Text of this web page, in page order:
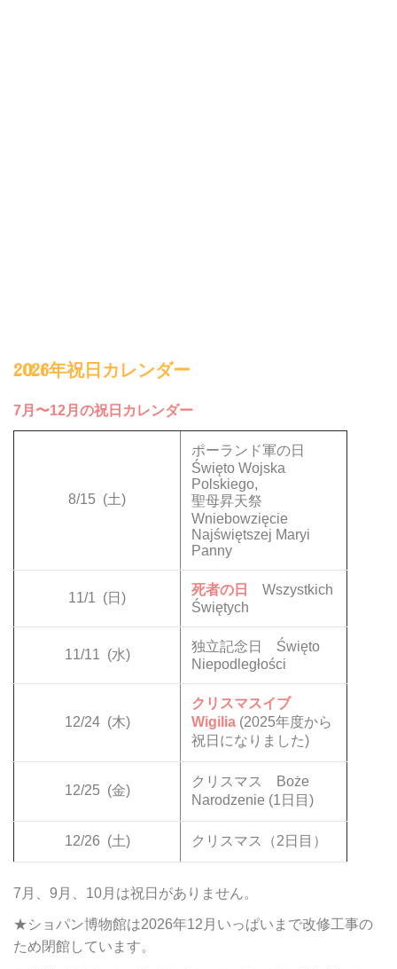
2026年祝日カレンダー
7月〜12月の祝日カレンダー
8/15 (土)
ポーランド軍の日
Święto Wojska
Polskiego,
聖母昇天祭
Wniebowzięcie
Najświętszej Maryi
Panny
11/1 (日)
死者の日
Wszystkich
Świętych
11/11 (水)
独立記念日 Święto
Niepodległości
12/24 (木)
クリスマスイブ
Wigilia (2025年度から
祝日になりました)
12/25 (金)
クリスマス Boże
Narodzenie (1日目)
12/26 (土) クリスマス（2日目）
7月、9月、10月は祝日がありません。
★ショパン博物館は2026年12月いっぱいまで改修工事の
ため閉館しています。